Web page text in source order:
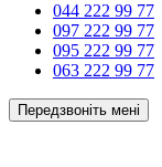
044 222 99 77
097 222 99 77
095 222 99 77
063 222 99 77
Передзвоніть мені